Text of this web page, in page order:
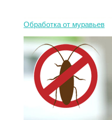
Обработка от муравьев